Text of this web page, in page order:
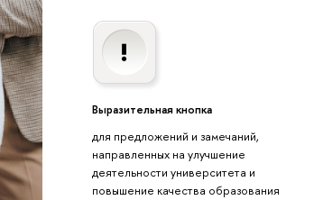
Выразительная кнопка
для предложений и замечаний,
направленных на улучшение
деятельности университета и
повышение качества образования